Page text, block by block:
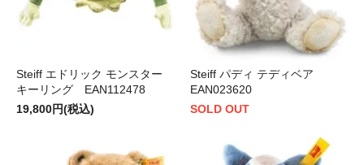
Steiff エドリック モンスター
キーリング EAN112478
19,800円(税込)
Steiff パディ テディベア
EAN023620
SOLD OUT